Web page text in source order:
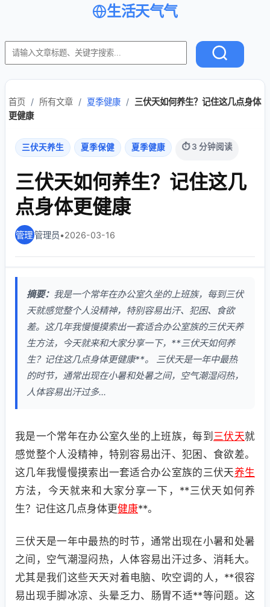
生活天气气
首页 / 所有文章 / 夏季健康 / 三伏天如何养生？记住这几点身体
更健康
三伏天养生 夏季保健 夏季健康 ⏱ 3 分钟阅读
三伏天如何养生？记住这几
点身体更健康
管理员•2026-03-16
摘要： 我是一个常年在办公室久坐的上班族，每到三伏
天就感觉整个人没精神，特别容易出汗、犯困、食欲
差。这几年我慢慢摸索出一套适合办公室族的三伏天养
生方法，今天就来和大家分享一下，**三伏天如何养
生？记住这几点身体更健康**。 三伏天是一年中最热
的时节，通常出现在小暑和处暑之间，空气潮湿闷热，
人体容易出汗过多...
我是一个常年在办公室久坐的上班族，每到 三伏天就
感觉整个人没精神，特别容易出汗、犯困、食欲差。
这几年我慢慢摸索出一套适合办公室族的三伏天养生
方法，今天就来和大家分享一下，**三伏天如何养
生？记住这几点身体更健康**。
三伏天是一年中最热的时节，通常出现在小暑和处暑
之间，空气潮湿闷热，人体容易出汗过多、消耗大。
尤其是我们这些天天对着电脑、吹空调的人，**很容
易出现手脚冰凉、头晕乏力、肠胃不适**等问题。这